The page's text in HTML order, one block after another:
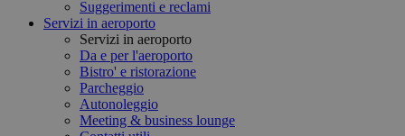
Suggerimenti e reclami
Servizi in aeroporto
Servizi in aeroporto
Da e per l'aeroporto
Bistro' e ristorazione
Parcheggio
Autonoleggio
Meeting & business lounge